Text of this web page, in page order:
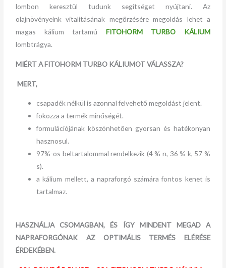
lombon keresztül tudunk segítséget nyújtani. Az
olajnövényeink vitalitásának megőrzésére megoldás lehet a
magas kálium tartamú FITOHORM TURBO KÁLIUM
lombtrágya.
MIÉRT A FITOHORM TURBO KÁLIUMOT VÁLASSZA?
MERT,
csapadék nélkül is azonnal felvehető megoldást jelent.
fokozza a termék minőségét.
formulációjának köszönhetően gyorsan és hatékonyan
hasznosul.
97%-os beltartalommal rendelkezik (4 % n, 36 % k, 57 %
s).
a kálium mellett, a napraforgó számára fontos kenet is
tartalmaz.
HASZNÁLJA CSOMAGBAN, ÉS ÍGY MINDENT MEGAD A
NAPRAFORGÓNAK AZ OPTIMÁLIS TERMÉS ELÉRÉSE
ÉRDEKÉBEN.